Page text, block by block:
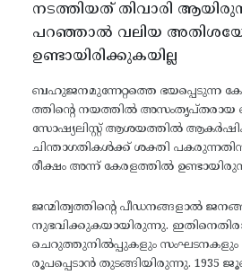
നടത്തിയത് തിവാരി
പറഞ്ഞാൽ വലിയ
ഉണ്ടായിരിക്കുകയില്ല
ബഹുജനമുന്നേറ്റത്തെ ഭയപ്പെടുന്ന
ത്തിന്റെ നയത്തിൽ അസംതൃപ്തരായ
സോഷ്യലിസ്റ്റ് ആശയത്തിൽ
ചിന്താഗതികൾക്ക് ശക്തി
രീക്ഷം അന്ന് കേരളത്തിൽ
ജന്മിത്വത്തിന്റെ പീഡനങ്ങളാൽ
നുഭവിക്കുകയായിരുന്നു.
ചെറുത്തുനിൽപ്പുകളും സംഘടനകളും
രൂപപ്പെടാൻ തുടങ്ങിയിരുന്നു.